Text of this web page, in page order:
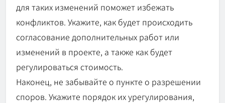
для таких изменений поможет избежать
конфликтов. Укажите, как будет происходить
согласование дополнительных работ или
изменений в проекте, а также как будет
регулироваться стоимость.
Наконец, не забывайте о пункте о разрешении
споров. Укажите порядок их урегулирования,